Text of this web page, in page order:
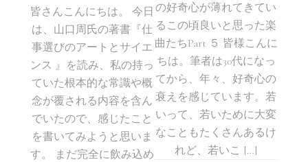
皆さんこんにちは。 今日
は、山口周氏の著書『仕
事選びのアートとサイエ
ンス 』を読み、私の持っ
ていた根本的な常識や概
念が覆される内容を含ん
でいたので、感じたこと
を書いてみようと思いま
す。 まだ完全に飲み込め
の好奇心が薄れてきてい
るこの頃良いと思った楽
曲たちPart ５ 皆様こんに
ちは。筆者は30代になっ
てから、年々、好奇心の
衰えを感じています。若
いって、若いために大変
なこともたくさんあるけ
れど、若いこ […]